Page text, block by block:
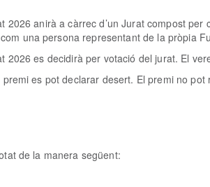
2026 anirà a càrrec d’un Jurat compost
una persona representant de la pròpia
es decidirà per votació del jurat. El
es pot declarar desert. El premi no
de la manera següent: